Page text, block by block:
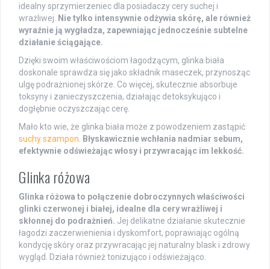
idealny sprzymierzeniec dla posiadaczy cery suchej i
wrażliwej. Nie tylko intensywnie odżywia skórę, ale również
wyraźnie ją wygładza, zapewniając jednocześnie subtelne
działanie ściągające.
Dzięki swoim właściwościom łagodzącym, glinka biała
doskonale sprawdza się jako składnik maseczek, przynosząc
ulgę podrażnionej skórze. Co więcej, skutecznie absorbuje
toksyny i zanieczyszczenia, działając detoksykująco i
dogłębnie oczyszczając cerę.
Mało kto wie, że glinka biała może z powodzeniem zastąpić
suchy szampon Błyskawicznie wchłania nadmiar sebum,
efektywnie odświeżając włosy i przywracając im lekkość.
Glinka różowa
Glinka różowa to połączenie dobroczynnych właściwości
glinki czerwonej i białej, idealne dla cery wrażliwej i
skłonnej do podrażnień. Jej delikatne działanie skutecznie
łagodzi zaczerwienienia i dyskomfort, poprawiając ogólną
kondycję skóry oraz przywracając jej naturalny blask i zdrowy
wygląd. Działa również tonizująco i odświeżająco.